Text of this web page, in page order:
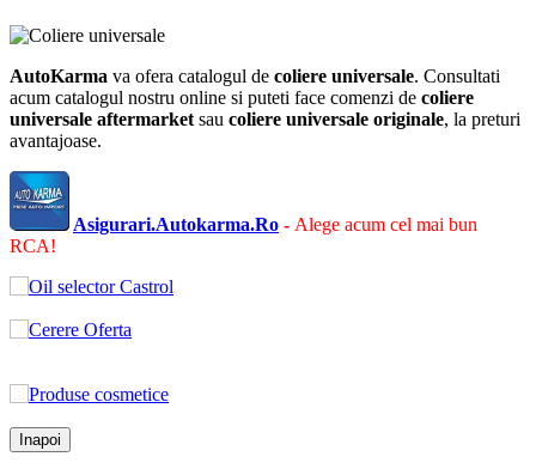
AutoKarma va ofera catalogul de coliere universale. Consultati
acum catalogul nostru online si puteti face comenzi de coliere
universale aftermarketsau coliere universale originale, la preturi
avantajoase.
Asigurari.Autokarma.Ro - Alege acum cel mai bun
RCA!
Inapoi